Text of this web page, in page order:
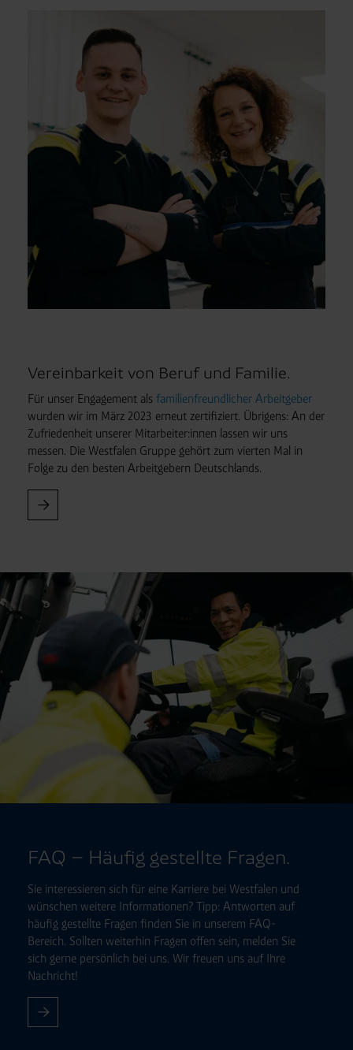
Vereinbarkeit von Beruf und Familie.
Für unser Engagement als familienfreundlicher Arbeitgeber
wurden wir im März 2023 erneut zertifiziert. Übrigens: An der
Zufriedenheit unserer Mitarbeiter:innen lassen wir uns
messen. Die Westfalen Gruppe gehört zum vierten Mal in
Folge zu den besten Arbeitgebern Deutschlands.
FAQ – Häufig gestellte Fragen.
Sie interessieren sich für eine Karriere bei Westfalen und
wünschen weitere Informationen? Tipp: Antworten auf
häufig gestellte Fragen finden Sie in unserem FAQ-
Bereich. Sollten weiterhin Fragen offen sein, melden Sie
sich gerne persönlich bei uns. Wir freuen uns auf Ihre
Nachricht!